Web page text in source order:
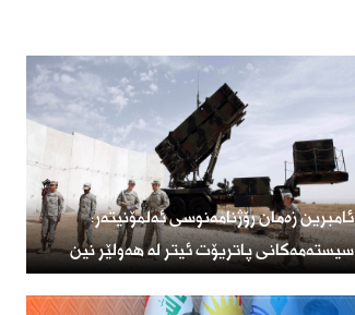
ئامبرین زەمان رۆژنامەنوسی ئەلمۆنیتەر:
سیستەمەکانی پاتریۆت ئیتر لە هەولێر نین